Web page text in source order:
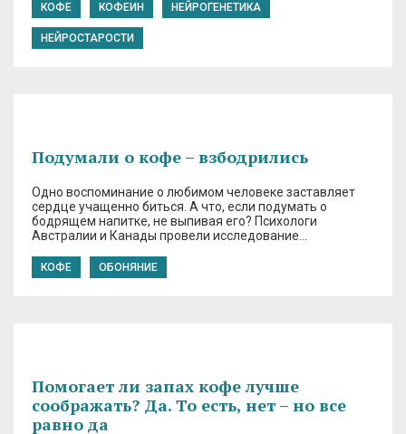
КОФЕ КОФЕИН НЕЙРОГЕНЕТИКА
НЕЙРОСТАРОСТИ
Подумали о кофе – взбодрились
Одно воспоминание о любимом человеке заставляет
сердце учащенно биться. А что, если подумать о
бодрящем напитке, не выпивая его? Психологи
Австралии и Канады провели исследование…
КОФЕ ОБОНЯНИЕ
Помогает ли запах кофе лучше
соображать? Да. То есть, нет – но все
равно да